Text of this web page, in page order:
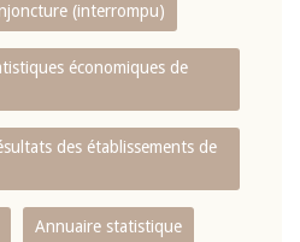
(interrompu)
économiques de
des établissements de
Annuaire statistique